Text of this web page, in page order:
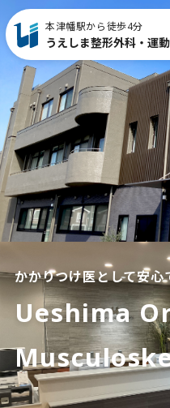
本津幡駅から徒歩4分
うえしま整形外科・運
かかりつけ医として安心
Ueshima